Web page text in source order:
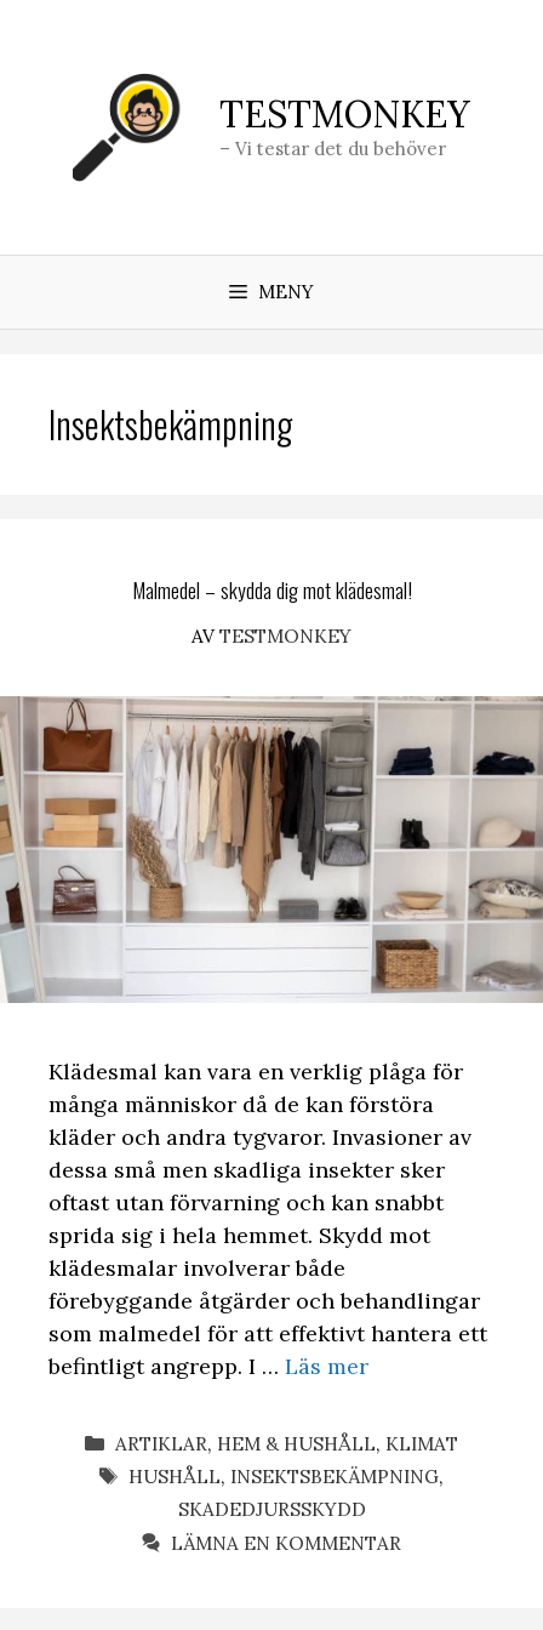
TESTMONKEY
– Vi testar det du behöver
MENY
Insektsbekämpning
Malmedel – skydda dig mot klädesmal!
AVTESTMONKEY
Klädesmal kan vara en verklig plåga för
många människor då de kan förstöra
kläder och andra tygvaror. Invasioner av
dessa små men skadliga insekter sker
oftast utan förvarning och kan snabbt
sprida sig i hela hemmet. Skydd mot
klädesmalar involverar både
förebyggande åtgärder och behandlingar
som malmedel för att effektivt hantera ett
befintligt angrepp. I … Läs mer
KATEGORIER
ARTIKLAR, HEM & HUSHÅLL, KLIMAT
ETIKETTER
HUSHÅLL, INSEKTSBEKÄMPNING,
SKADEDJURSSKYDD
LÄMNA EN KOMMENTAR